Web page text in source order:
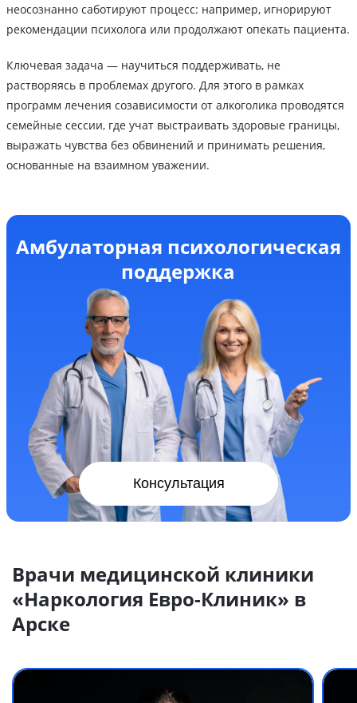
неосознанно саботируют процесс: например, игнорируют
рекомендации психолога или продолжают опекать пациента.
Ключевая задача — научиться поддерживать, не
растворяясь в проблемах другого. Для этого в рамках
программ лечения созависимости от алкоголика проводятся
семейные сессии, где учат выстраивать здоровые границы,
выражать чувства без обвинений и принимать решения,
основанные на взаимном уважении.
Амбулаторная психологическая
поддержка
Консультация
Врачи медицинской клиники
«Наркология Евро-Клиник» в
Арске